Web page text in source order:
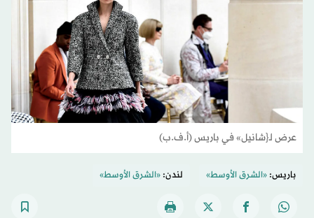
عرض لـ{شانيل» في باريس (أ.ف.ب)
باريس:«الشرق الأوسط» لندن:«الشرق الأوسط»